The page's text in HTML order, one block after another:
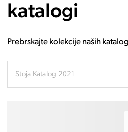
katalogi
Prebrskajte kolekcije naših
Stoja Katalog 2021